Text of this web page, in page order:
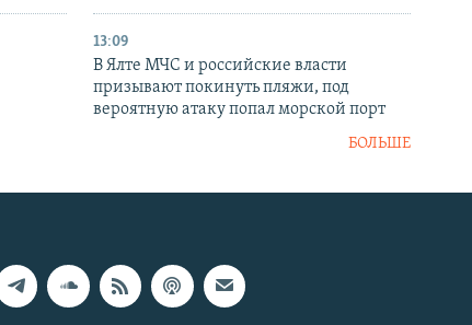
13:09
В Ялте МЧС и российские власти
призывают покинуть пляжи, под
вероятную атаку попал морской порт
БОЛЬШЕ